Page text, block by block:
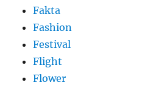
Fakta
Fashion
Festival
Flight
Flower